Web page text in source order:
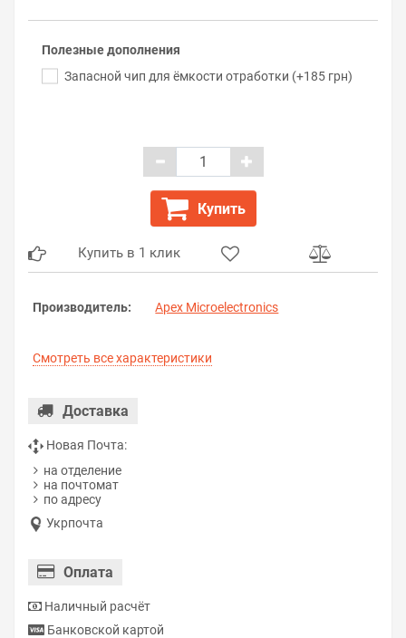
Полезные дополнения
Запасной чип для ёмкости отработки (+185 грн)
Купить
Купить в 1 клик
Производитель: Apex Microelectronics
Смотреть все характеристики
Доставка
Новая Почта:
на отделение
на почтомат
по адресу
Укрпочта
Оплата
Наличный расчёт
Банковской картой